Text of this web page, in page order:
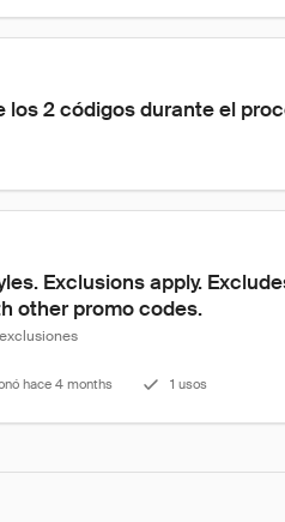
2 códigos durante el
Exclusions apply.
other promo codes.
hace 4 months 1 usos